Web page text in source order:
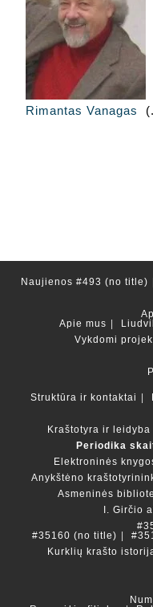
Rimantas Vanagas
Naujienos #493 (no title)
Apie mus
Vykdomi
Struktūra ir kontaktai
Kraštotyra ir leidyba
Periodika
Elektroninės
Anykštėno
Asmeninės
I. Girčio
#35160 (no title)
Kurklių krašto